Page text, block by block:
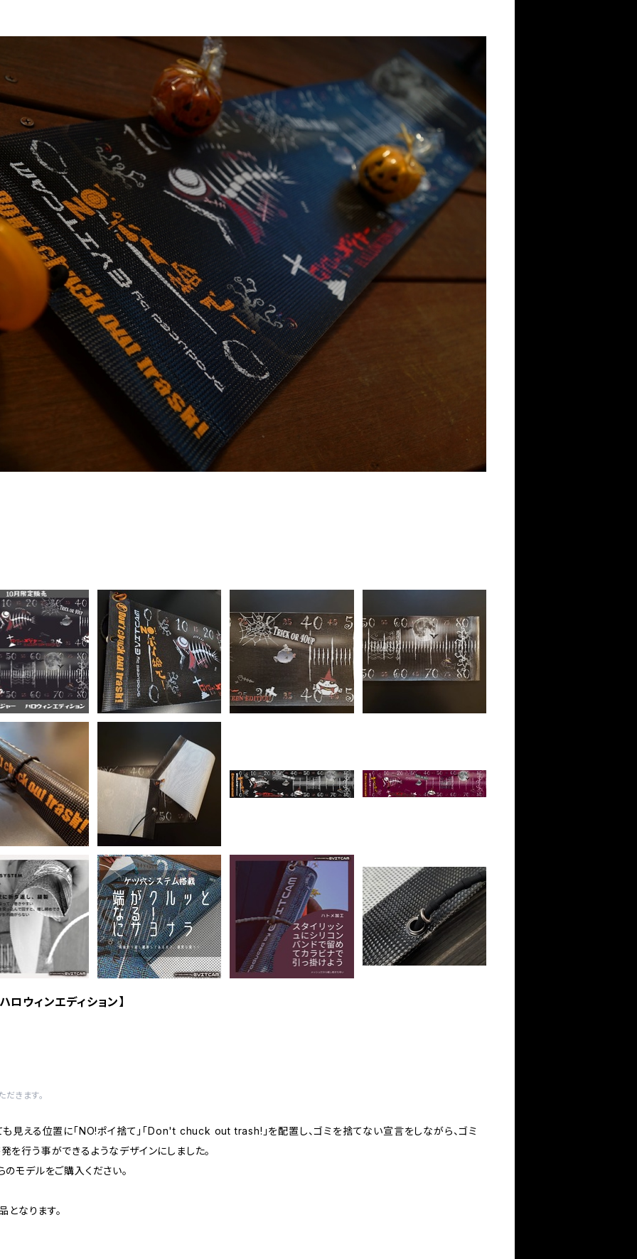
ウィンエディション】
きます。
見える位置に「NO!ポイ捨て」「Don't chuck out trash!」を配置し、ゴミを捨てない宣言をしながら、ゴミ
行う事ができるようなデザインにしました。
モデルをご購入ください。
なります。